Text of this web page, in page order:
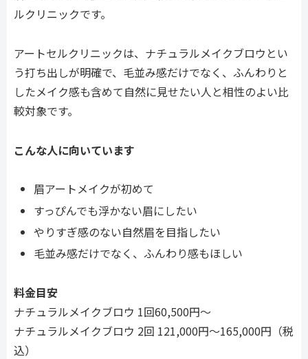
ルクリニックです。
アートセルクリニックは、ナチュラルメイクブロウとい
う打ち出しが明確で、毛並み感だけでなく、ふんわりと
したメイク感も含めて自然に見せたい人と相性のよい比
較対象です。
こんな人に向いています
眉アートメイクが初めて
すっぴんでも浮かない眉にしたい
やりすぎ感のない自然眉を目指したい
毛並み感だけでなく、ふんわり感もほしい
料金目安
ナチュラルメイクブロウ 1回60,500円〜
ナチュラルメイクブロウ 2回 121,000円〜165,000円（税
込）